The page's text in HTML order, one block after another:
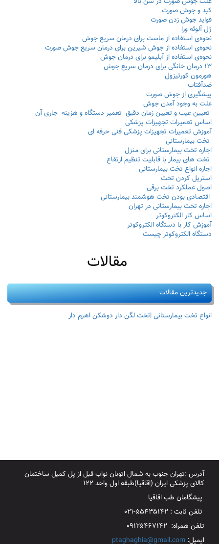
کبد و جوش صورت
فواید جوش زدن صورت
ژل آلوئه‌ ورا
نحوه‌ی استفاده از ماست برای درمان سریع جوش
نحوه‌ی استفاده از جوش شیرین برای درمان سریع جوش صورت
نحوه‌ی استفاده از آبلیمو برای درمان جوش
۱۳ درمان خانگی برای درمان سریع جوش
هورمون کورتیزول
ضدآفتاب
پیشگیری از جوش صورت
علت به وجود آمدن جوش
تعیین عیب و تعیین زمان دقیق تعمیر دستگاه و هزینه جاری آن
اساس تعمیرات تجهیزات پزشکی
آموزش تعمیرات تجهیزات پزشکی فنی حرفه ای
تخت بیمارستانی
اجاره تخت بیمارستانی برای منزل
تخت های بیمار با قابلیت تنظیم ارتفاع
اجاره انواع تخت بیمارستانی
استریل کردن تخت
اصول عملکرد تخت برقی
اقتصادی بودن تخت هوشمند بیمارستانی
اجاره تخت بیمارستانی در تهران
اساس کار الکتروکوتر
آموزش کار با دستگاه الکتروکوتر
دستگاه الکتروکوتر چیست
مقالات
جدیدترین مقالات
انواع تخت بیمارستانی |تخت لگن دار دوشکن اهرم دار
آدرس :تهران جنوب به شمال اتوبان نواب قبل از پل کمیل ساختمان
کالای پزشکی ایران (اقاقیا)طبقه اول واحد ۱۲۲
پیشگامان طب اقاقیا
تلفن ثابت : ۵۵۴۳۵۱۴۲-۰۲۱
تلفن همراه: ۰۹۱۲۵۴۶۷۱۴۲
ایمیل: ptaghaghia@gmail.com